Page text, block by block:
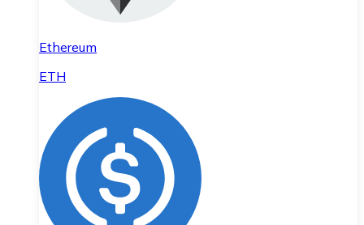
Ethereum
ETH